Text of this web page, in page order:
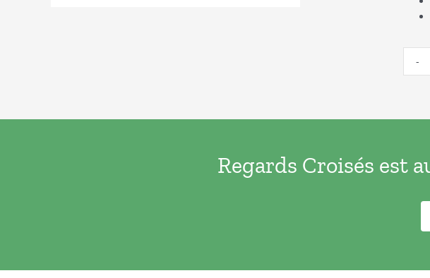
Regards Croisés est